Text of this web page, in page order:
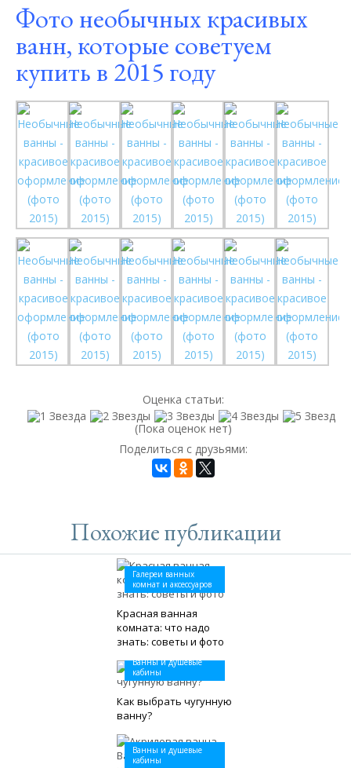
Фото необычных красивых
ванн, которые советуем
купить в 2015 году
Оценка статьи:
(Пока оценок нет)
Поделиться с друзьями:
Похожие публикации
Галереи ванных
комнат и аксессуаров
Красная ванная
комната: что надо
знать: советы и фото
Ванны и душевые
кабины
Как выбрать чугунную
ванну?
Ванны и душевые
кабины